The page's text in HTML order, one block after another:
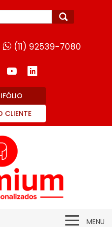
(11) 92539-7080
CLIENTE
MENU